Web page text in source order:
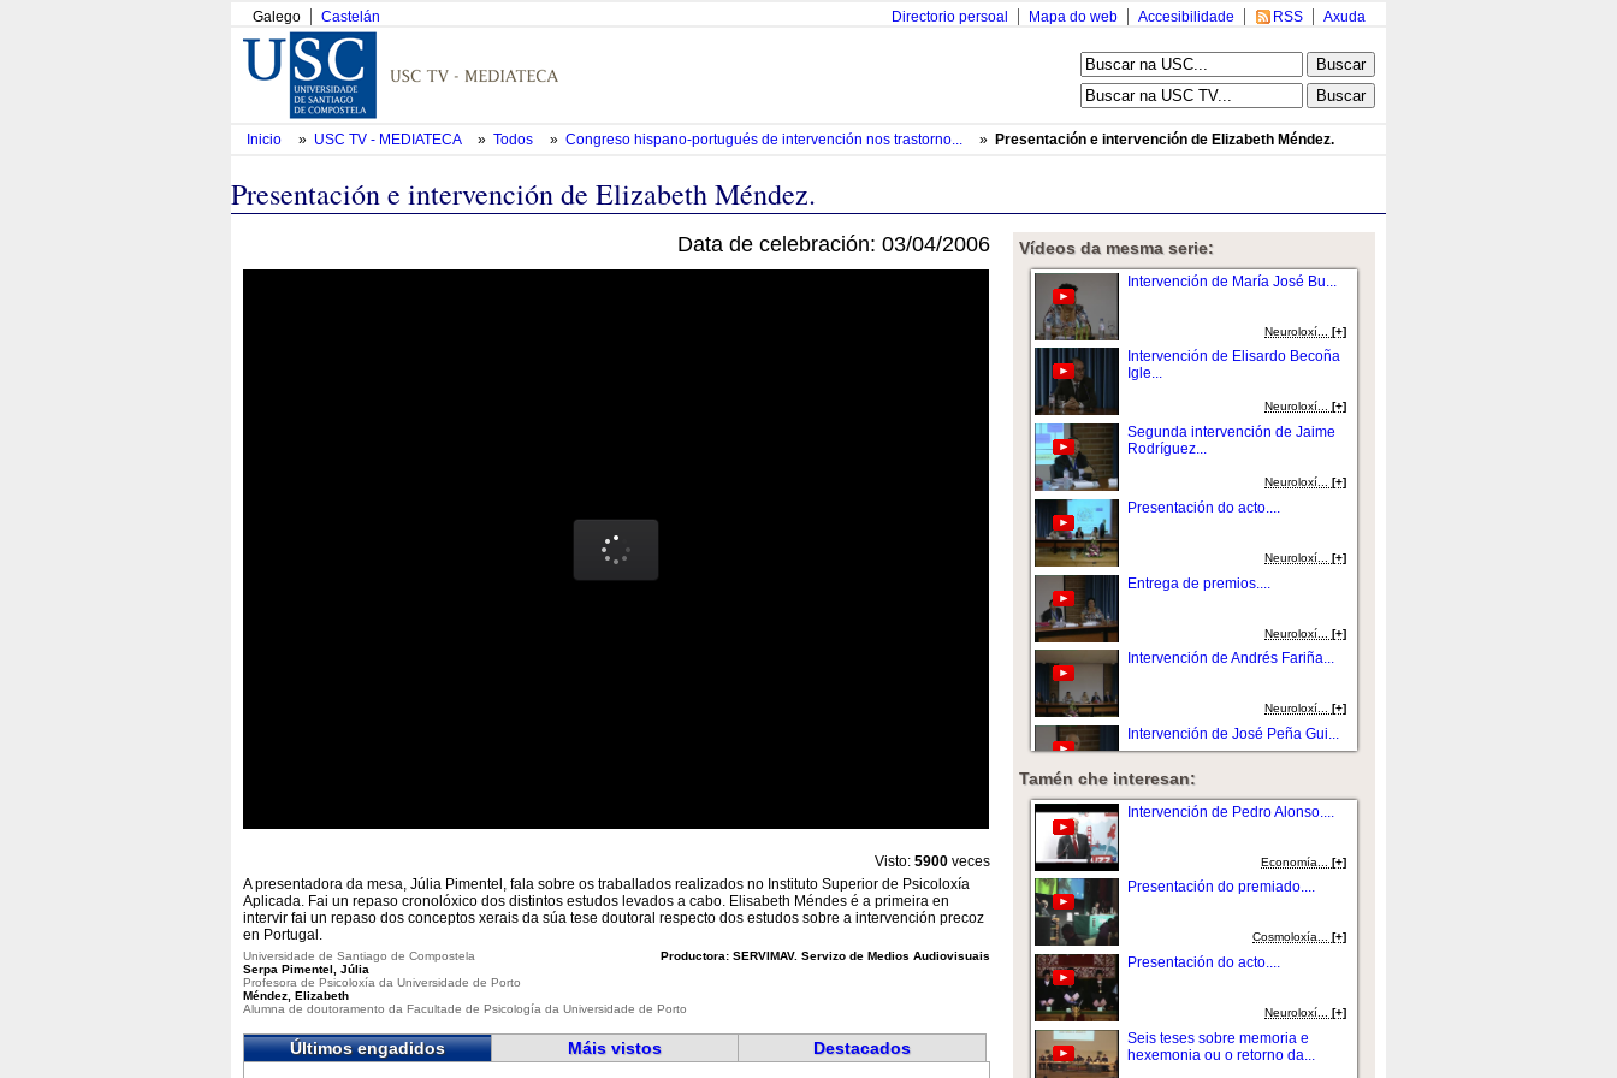
Galego Castelán Axuda
RSS
Accesibilidade
Mapa do web
Directorio persoal
Inicio » USC TV - MEDIATECA » Todos » Congreso hispano-portugués de intervención nos trastorno... » Presentación e intervención de Elizabeth Méndez.
Presentación e intervención de Elizabeth Méndez.
Data de celebración: 03/04/2006
Visto: 5900 veces
A presentadora da mesa, Júlia Pimentel, fala sobre os traballados realizados no Instituto Superior de Psicoloxía
Aplicada. Fai un repaso cronolóxico dos distintos estudos levados a cabo. Elisabeth Méndes é a primeira en
intervir fai un repaso dos conceptos xerais da súa tese doutoral respecto dos estudos sobre a intervención precoz
en Portugal.
Productora: SERVIMAV. Servizo de Medios Audiovisuais
Universidade de Santiago de Compostela
Serpa Pimentel, Júlia
Profesora de Psicoloxía da Universidade de Porto
Méndez, Elizabeth
Alumna de doutoramento da Facultade de Psicología da Universidade de Porto
Últimos engadidos Máis vistos Destacados
Vídeos da mesma serie:
Intervención de María José Bu...
Neuroloxí...[+]
Intervención de Elisardo Becoña
Igle...
Neuroloxí... [+]
Segunda intervención de Jaime
Rodríguez...
Neuroloxí...[+]
Presentación do acto....
Neuroloxí...[+]
Entrega de premios....
Neuroloxí...[+]
Intervención de Andrés Fariña...
Neuroloxí...[+]
Intervención de José Peña Gui...
Intervención de Jaime Rodríguez
Neuroloxí...[+]
Intervención de Socorro
Neuroloxí...[+]
Intervención de Adriana
Neuroloxí...[+]
Intervención de María Dolores
Domínguez...
Tamén che interesan:
Intervención de Pedro Alonso....
Economía...[+]
Presentación do premiado....
Cosmoloxí­a... [+]
Presentación do acto....
Neuroloxí...[+]
Seis teses sobre memoria e
hexemonia ou o retorno da...